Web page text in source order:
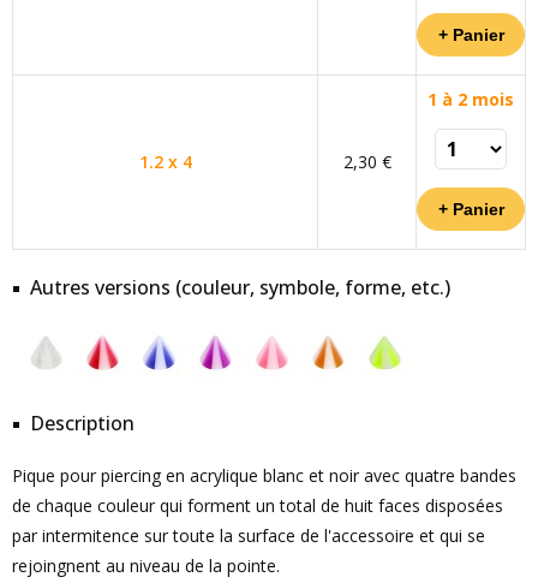
1.2 x 4 2,30 €
1 à 2 mois
Autres versions (couleur, symbole, forme, etc.)
Description
Pique pour piercing en acrylique blanc et noir avec quatre bandes
de chaque couleur qui forment un total de huit faces disposées
par intermitence sur toute la surface de l'accessoire et qui se
rejoingnent au niveau de la pointe.